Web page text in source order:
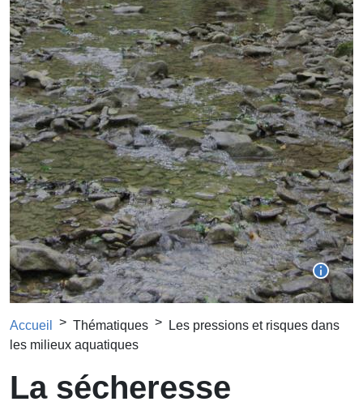
Fil d'Ariane
Accueil Thématiques
Les pressions et risques dans
les milieux aquatiques
La sécheresse